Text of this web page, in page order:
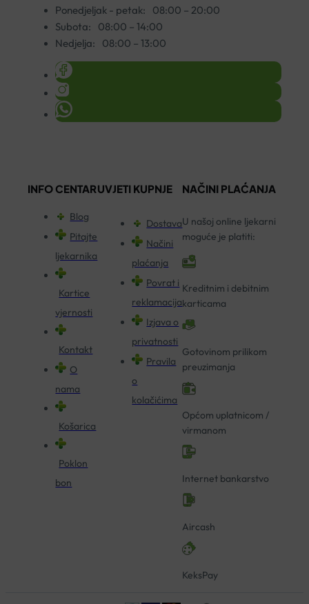
Ponedjeljak - petak:
08:00 – 20:00
Subota:
08:00 – 14:00
Nedjelja:
08:00 – 13:00
INFO CENTAR
Blog
Pitajte
ljekarnika
Kartice
vjernosti
Kontakt
O
nama
Košarica
Poklon
bon
UVJETI KUPNJE
Dostava
Načini
plaćanja
Povrat i
reklamacija
Izjava o
privatnosti
Pravila
o
kolačićima
NAČINI PLAĆANJA
U našoj online ljekarni
moguće je platiti:
Kreditnim i debitnim
karticama
Gotovinom prilikom
preuzimanja
Općom uplatnicom /
virmanom
Internet bankarstvo
Aircash
KeksPay